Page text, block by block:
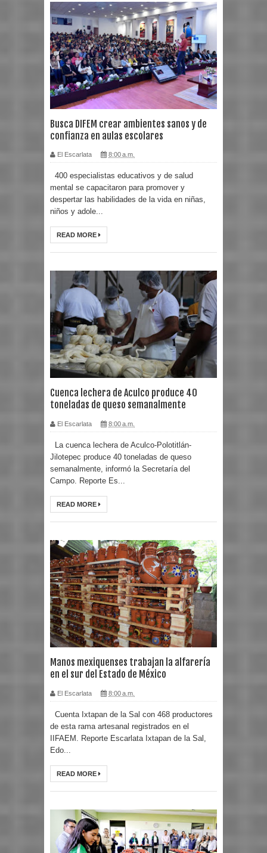
Busca DIFEM crear ambientes sanos y de
confianza en aulas escolares
El Escarlata 8:00 a.m.
400 especialistas educativos y de salud
mental se capacitaron para promover y
despertar las habilidades de la vida en niñas,
niños y adole...
READ MORE
Cuenca lechera de Aculco produce 40
toneladas de queso semanalmente
El Escarlata 8:00 a.m.
La cuenca lechera de Aculco-Polotitlán-
Jilotepec produce 40 toneladas de queso
semanalmente, informó la Secretaría del
Campo. Reporte Es...
READ MORE
Manos mexiquenses trabajan la alfarería
en el sur del Estado de México
El Escarlata 8:00 a.m.
Cuenta Ixtapan de la Sal con 468 productores
de esta rama artesanal registrados en el
IIFAEM. Reporte Escarlata Ixtapan de la Sal,
Edo...
READ MORE